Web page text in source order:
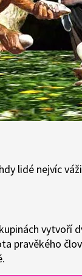
lidé nejvíc
vytvoří
pravěkého